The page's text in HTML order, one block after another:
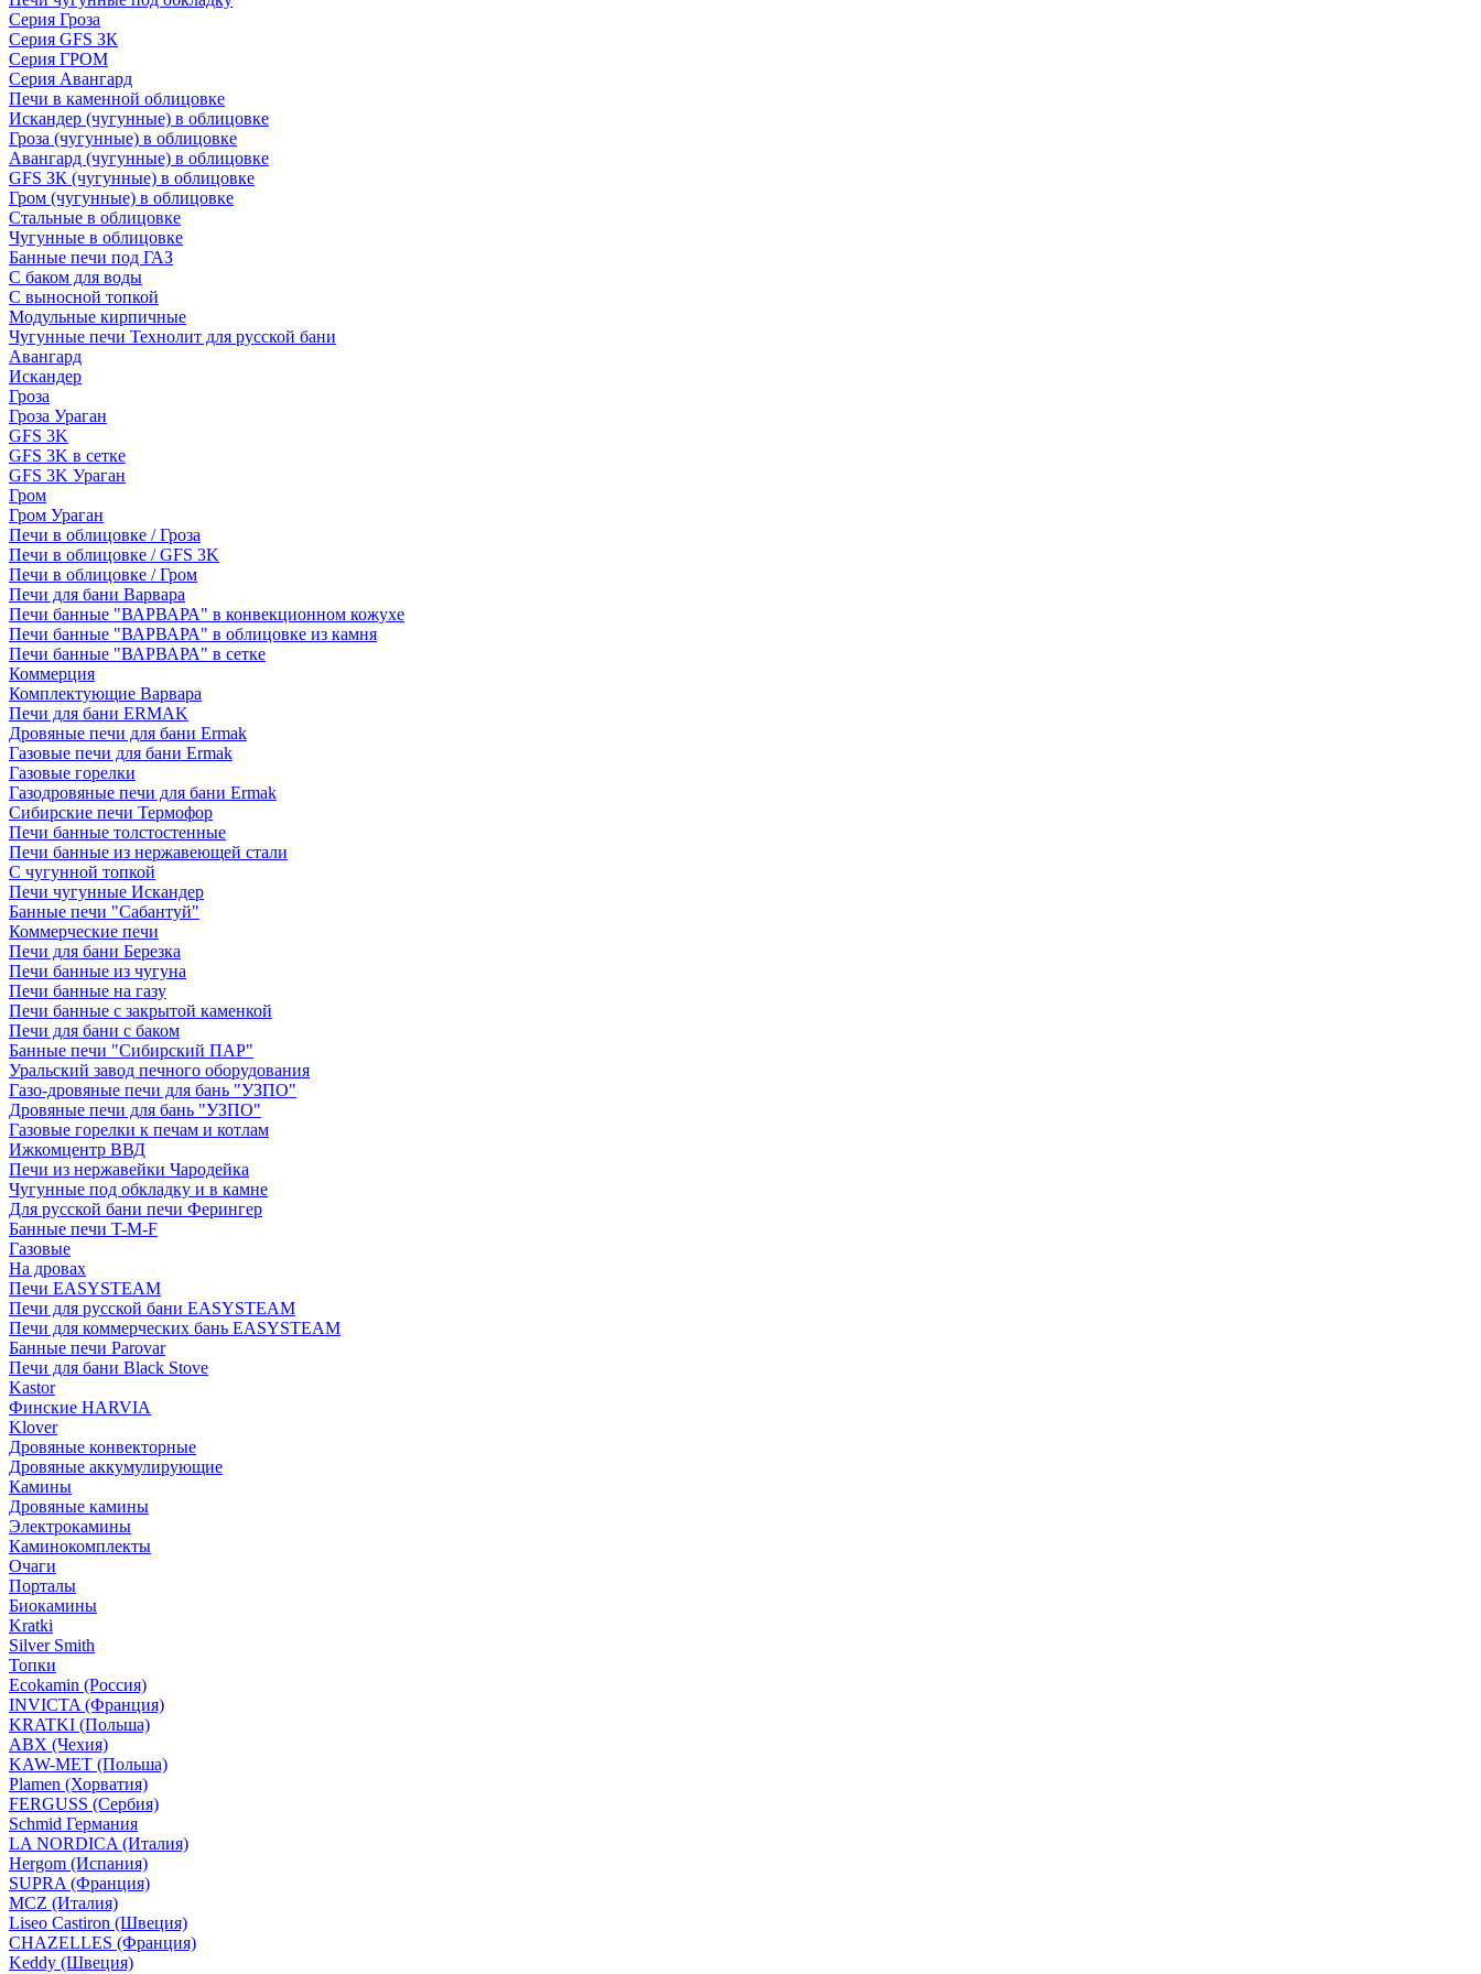
Серия Гроза
Серия GFS ЗК
Серия ГРОМ
Серия Авангард
Печи в каменной облицовке
Искандер (чугунные) в облицовке
Гроза (чугунные) в облицовке
Авангард (чугунные) в облицовке
GFS ЗК (чугунные) в облицовке
Гром (чугунные) в облицовке
Стальные в облицовке
Чугунные в облицовке
Банные печи под ГАЗ
С баком для воды
С выносной топкой
Модульные кирпичные
Чугунные печи Технолит для русской бани
Авангард
Искандер
Гроза
Гроза Ураган
GFS 3K
GFS 3K в сетке
GFS 3K Ураган
Гром
Гром Ураган
Печи в облицовке / Гроза
Печи в облицовке / GFS 3K
Печи в облицовке / Гром
Печи для бани Варвара
Печи банные "ВАРВАРА" в конвекционном кожухе
Печи банные "ВАРВАРА" в облицовке из камня
Печи банные "ВАРВАРА" в сетке
Коммерция
Комплектующие Варвара
Печи для бани ERMAK
Дровяные печи для бани Ermak
Газовые печи для бани Ermak
Газовые горелки
Газодровяные печи для бани Ermak
Сибирские печи Термофор
Печи банные толстостенные
Печи банные из нержавеющей стали
С чугунной топкой
Печи чугунные Искандер
Банные печи "Сабантуй"
Коммерческие печи
Печи для бани Березка
Печи банные из чугуна
Печи банные на газу
Печи банные с закрытой каменкой
Печи для бани с баком
Банные печи "Сибирский ПАР"
Уральский завод печного оборудования
Газо-дровяные печи для бань "УЗПО"
Дровяные печи для бань "УЗПО"
Газовые горелки к печам и котлам
Ижкомцентр ВВД
Печи из нержавейки Чародейка
Чугунные под обкладку и в камне
Для русской бани печи Ферингер
Банные печи T-M-F
Газовые
На дровах
Печи EASYSTEAM
Печи для русской бани EASYSTEAM
Печи для коммерческих бань EASYSTEAM
Банные печи Parovar
Печи для бани Black Stove
Kastor
Финские HARVIA
Klover
Дровяные конвекторные
Дровяные аккумулирующие
Камины
Дровяные камины
Электрокамины
Каминокомплекты
Очаги
Порталы
Биокамины
Kratki
Silver Smith
Топки
Ecokamin (Россия)
INVICTA (Франция)
KRATKI (Польша)
ABX (Чехия)
KAW-MET (Польша)
Plamen (Хорватия)
FERGUSS (Сербия)
Schmid Германия
LA NORDICA (Италия)
Hergom (Испания)
SUPRA (Франция)
MCZ (Италия)
Liseo Castiron (Швеция)
CHAZELLES (Франция)
Keddy (Швеция)